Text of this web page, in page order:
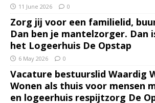
11 June 2026 0
Zorg jij voor een familielid,
Dan ben je mantelzorger. Dan
het Logeerhuis De Opstap
6 May 2026 0
Vacature bestuurslid Waardig
Wonen als thuis voor mensen
en logeerhuis respijtzorg De